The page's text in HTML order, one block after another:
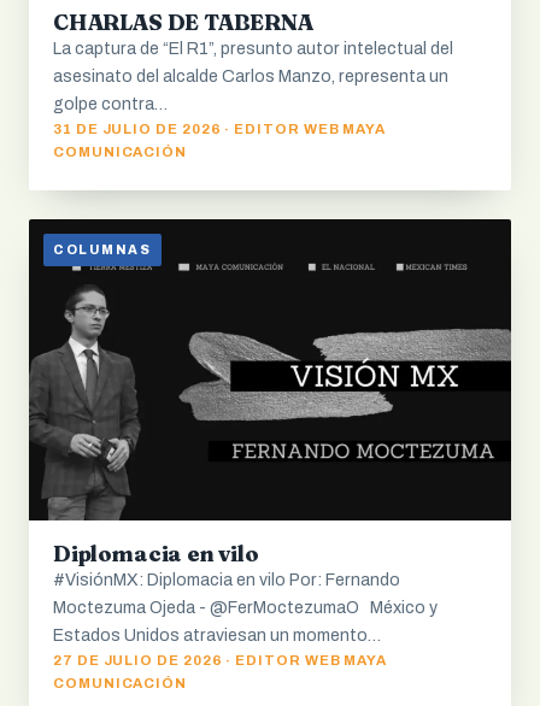
CHARLAS DE TABERNA
La captura de “El R1”, presunto autor intelectual del
asesinato del alcalde Carlos Manzo, representa un
golpe contra…
31 DE JULIO DE 2026 · EDITOR WEB MAYA
COMUNICACIÓN
COLUMNAS
Diplomacia en vilo
#VisiónMX: Diplomacia en vilo Por: Fernando
Moctezuma Ojeda - @FerMoctezumaO México y
Estados Unidos atraviesan un momento…
27 DE JULIO DE 2026 · EDITOR WEB MAYA
COMUNICACIÓN